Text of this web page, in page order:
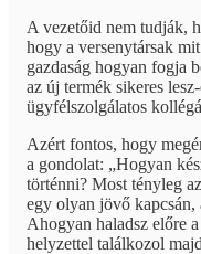
A vezetőid nem tudják,
hogy a versenytársak
gazdaság hogyan fogja
az új termék sikeres
ügyfélszolgálatos
Azért fontos, hogy
a gondolat: „Hogyan
történni? Most tényleg
egy olyan jövő
Ahogyan haladsz előre
helyzettel találkozol